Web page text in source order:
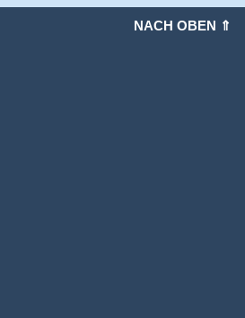
NACH OBEN ⇑